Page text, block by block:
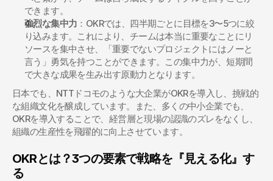
できます。
強烈な集中力 ：OKRでは、四半期ごとに目標を3〜5つに絞
り込みます。これにより、チームは本当に重要なことにリ
ソースを集中させ、「重要でないプロジェクトにはノーと
言う」勇気を持つことができます。この集中力が、短期間
で大きな成果を生み出す原動力となります。
日本でも、NTTドコモのような大企業がOKRを導入し、挑戦的
な組織文化を醸成しています。また、多くの中小企業でも、
OKRを導入することで、経営層と現場の認識のズレをなくし、
組織の生産性を飛躍的に向上させています。
OKRとは？3つの要素で戦略を『見える化』す
る